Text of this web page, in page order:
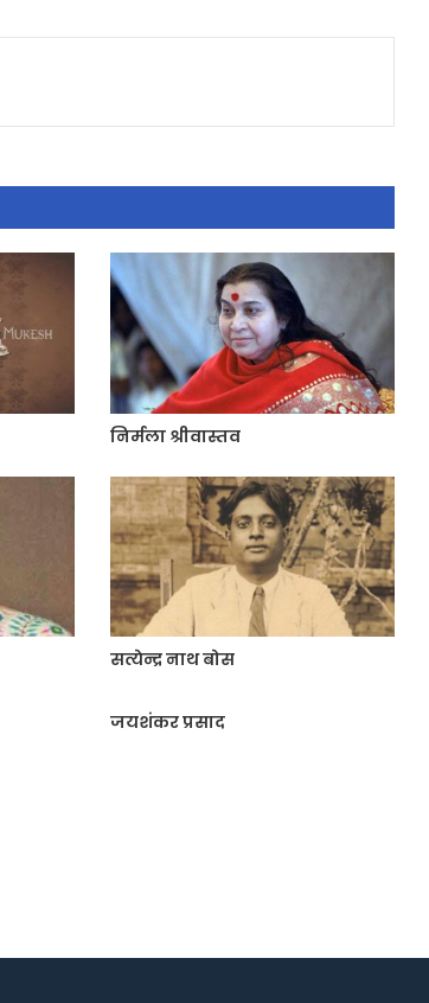
निर्मला श्रीवास्तव
सत्येन्द्र नाथ बोस
जयशंकर प्रसाद
शुभघड़ी परिचय सम्मलेन